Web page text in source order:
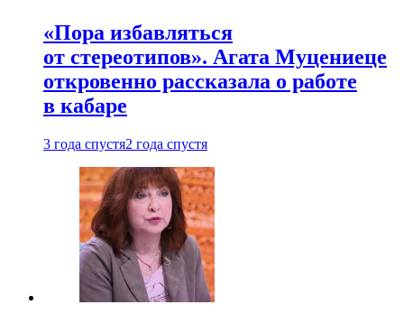
«Пора избавляться
от стереотипов». Агата Муцениеце
откровенно рассказала о работе
в кабаре
3 года спустя2 года спустя